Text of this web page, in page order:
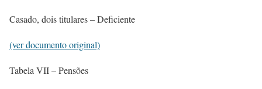
Casado, dois titulares – Deficiente
(ver documento original)
Tabela VII – Pensões